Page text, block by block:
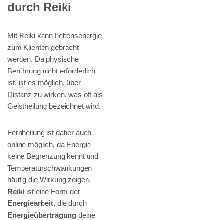
durch Reiki
Mit Reiki kann Lebensenergie
zum Klienten gebracht
werden. Da physische
Berührung nicht erforderlich
ist, ist es möglich, über
Distanz zu wirken, was oft als
Geistheilung bezeichnet wird.
Fernheilung ist daher auch
online möglich, da Energie
keine Begrenzung kennt und
Temperaturschwankungen
häufig die Wirkung zeigen.
Reiki ist eine Form der
Energiearbeit, die durch
Energieübertragung deine